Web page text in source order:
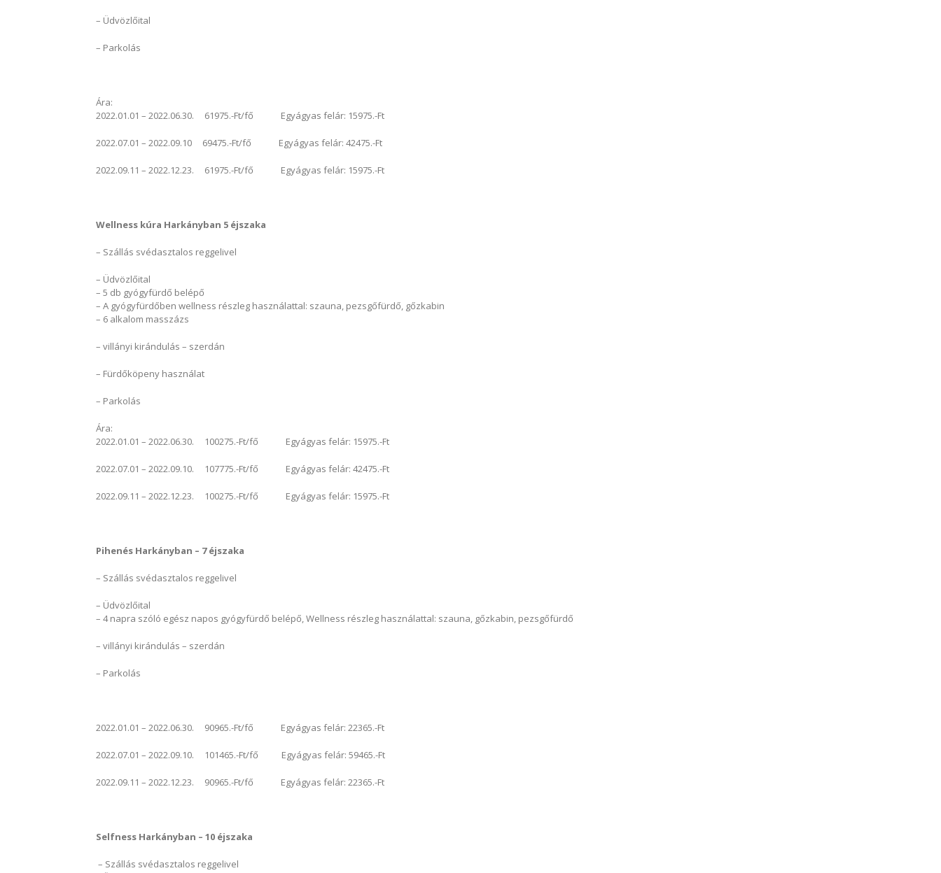
– Üdvözlőital
– Parkolás
Ára:
2022.01.01 – 2022.06.30. 61975.-Ft/fő Egyágyas felár: 15975.-Ft
2022.07.01 – 2022.09.10 69475.-Ft/fő Egyágyas felár: 42475.-Ft
2022.09.11 – 2022.12.23. 61975.-Ft/fő Egyágyas felár: 15975.-Ft
Wellness kúra Harkányban 5 éjszaka
– Szállás svédasztalos reggelivel
– Üdvözlőital
– 5 db gyógyfürdő belépő
– A gyógyfürdőben wellness részleg használattal: szauna, pezsgőfürdő, gőzkabin
– 6 alkalom masszázs
– villányi kirándulás – szerdán
– Fürdőköpeny használat
– Parkolás
Ára:
2022.01.01 – 2022.06.30. 100275.-Ft/fő Egyágyas felár: 15975.-Ft
2022.07.01 – 2022.09.10. 107775.-Ft/fő Egyágyas felár: 42475.-Ft
2022.09.11 – 2022.12.23. 100275.-Ft/fő Egyágyas felár: 15975.-Ft
Pihenés Harkányban – 7 éjszaka
– Szállás svédasztalos reggelivel
– Üdvözlőital
– 4 napra szóló egész napos gyógyfürdő belépő, Wellness részleg használattal: szauna, gőzkabin, pezsgőfürdő
– villányi kirándulás – szerdán
– Parkolás
2022.01.01 – 2022.06.30. 90965.-Ft/fő Egyágyas felár: 22365.-Ft
2022.07.01 – 2022.09.10. 101465.-Ft/fő Egyágyas felár: 59465.-Ft
2022.09.11 – 2022.12.23. 90965.-Ft/fő Egyágyas felár: 22365.-Ft
Selfness Harkányban – 10 éjszaka
– Szállás svédasztalos reggelivel